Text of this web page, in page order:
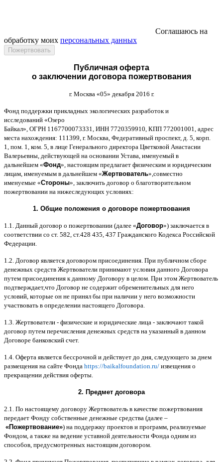
Соглашаюсь на
обработку моих персональных данных
Публичная оферта
о заключении договора пожертвования
г. Москва «05» декабря 2016 г.
Фонд поддержки прикладных экологических разработок и
исследований «Озеро
Байкал», ОГРН 1167700073331, ИНН 7720359910, КПП 772001001, адрес
места нахождения: 111399, г. Москва Федеративный проспект, д . 5, корп
1, пом . 1, ком . 5, в лице Генерального директора Цветковой Анастасии
Валерьевны действующей на основании Устава именуемый в
дальнейшем «Фонд», настоящим предлагает физическим и юридическим
лицам именуемым в дальнейшем «Жертвователь», совместно
именуемые «Стороны», заключить договор o благотворительном
пожертвовании на нижеследующих условиях:
1. Общие положения o договоре пожертвования
1.1. Данный договор о пожертвовании (далее «Договор») заключается в
соответствии со ст. 582, ст.428 435, 437 Гражданского Кодекса Российской
Федерации
1.2. Договор является договором присоединения При публичном сборе
денежных средств Жертвователи принимают условия данного Договора
путем присоединения к данному Договору в целом При этом Жертвователь
подтверждает,что Договор не содержит обременительных для него
условий которые он не принял бы при наличии у него возможности
участвовать в определении настоящего Договора
1.3. Жертвователи - физические и юридические лица - заключают такой
договор путем перечисления денежных средств на указанный в данном
Договоре банковский счет.
1.4. Оферта является бессрочной и действует до дня следующего за днем
размещения на сайте Фонда https://baikalfoundation.ru/ извещения о
прекращении действия оферты
2. Предмет договора
2.1. По настоящему договору Жертвователь в качестве пожертвования
передает Фонду собственные денежные средства (далее –
«Пожертвование») на поддержку проектов и программ реализуемые
Фондом а также на ведение уставной деятельности Фонда одним из
способов предусмотренных настоящим договором